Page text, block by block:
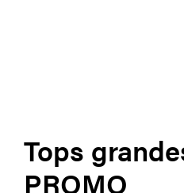
Tops
PROMO